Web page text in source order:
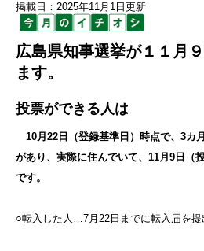
掲載日：2025年11月1日更新
広島県知事選挙が１１月
ます。
投票ができる人は
10月22日（登録基準日）時点で、3カ
があり、実際に住んでいて、11月9日（
です。
○転入した人…7月22日までに転入届を提